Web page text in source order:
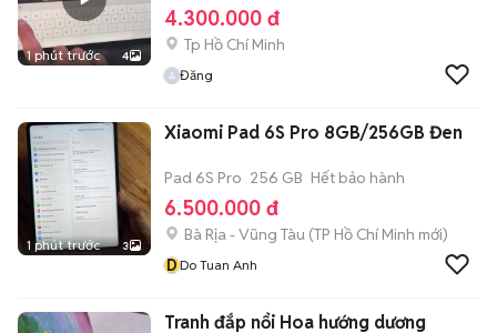
1 phút trước 4
4.300.000 đ
Tp Hồ Chí Minh
Đăng
1 phút trước 3
Xiaomi Pad 6S Pro 8GB/256GB Đen
Pad 6S Pro 256 GB Hết bảo hành
6.500.000 đ
Bà Rịa - Vũng Tàu (TP Hồ Chí Minh mới)
DDo Tuan Anh
Tranh đắp nổi Hoa hướng dương